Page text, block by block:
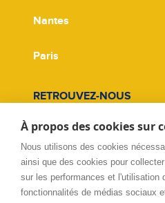
Nantes
Paris
RETROUVEZ-NOUS
Facebook
Twitter
À propos des cookies sur
Nous utilisons des cookies
ainsi que des cookies pour
sur les performances et l'utilisation
fonctionnalités de médias sociaux